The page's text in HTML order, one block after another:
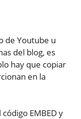
de Youtube u
del blog, es
hay que copiar
en la
EMBED y